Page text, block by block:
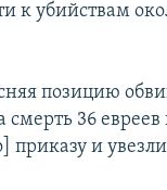
к убийствам
позицию
смерть 36
приказу и